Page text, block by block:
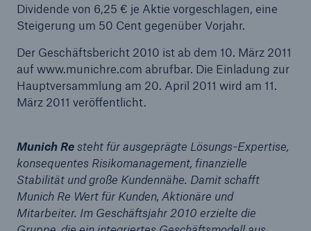
Dividende von 6,25 € je Aktie vorgeschlagen, eine
Steigerung um 50 Cent gegenüber Vorjahr.
Der Geschäftsbericht 2010 ist ab dem 10. März 2011
auf www.munichre.com abrufbar. Die Einladung zur
Hauptversammlung am 20. April 2011 wird am 11.
März 2011 veröffentlicht.
Munich Resteht für ausgeprägte Lösungs-Expertise,
konsequentes Risikomanagement, finanzielle
Stabilität und große Kundennähe. Damit schafft
Munich Re Wert für Kunden, Aktionäre und
Mitarbeiter. Im Geschäftsjahr 2010 erzielte die
Naturkatastrophen
Versicherungslücke: der Anteil der nicht
versicherten Schäden aus Naturkatastrophen
seit 1980 beträgt
71.8%